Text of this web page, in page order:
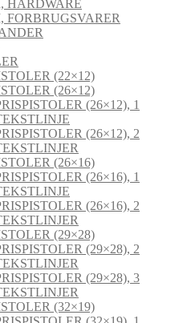
HARDWARE
FORBRUGSVARER
(22×12)
(26×12)
(26×12), 1
(26×12), 2
(26×16)
(26×16), 1
(26×16), 2
(29×28)
(29×28), 2
(29×28), 3
(32×19)